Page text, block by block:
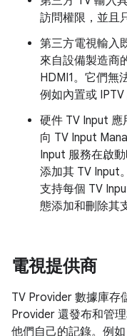
訪問權限，並且
第三方電視輸入
來自設備製造商
HDMI1。它們無
例如內置或 IPTV
硬件 TV Input 應
向 TV Input
Input 服務在啟
添加其 TV Input
支持每個 TV
態添加和刪除其
電視提供商
TV Provider 數據庫存
Provider 還發布和管
他們自己的記錄。例